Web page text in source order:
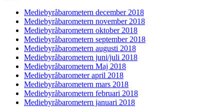
Mediebyråbarometern december 2018
Mediebyråbarometern november 2018
Mediebyråbarometern oktober 2018
Mediebyråbarometern september 2018
Mediebyråbarometern augusti 2018
Mediebyråbarometern juni/juli 2018
Mediebyråbarometern Maj 2018
Mediebyråbarometer april 2018
Mediebyråbarometern mars 2018
Mediebyråbarometern februari 2018
Mediebyråbarometern januari 2018